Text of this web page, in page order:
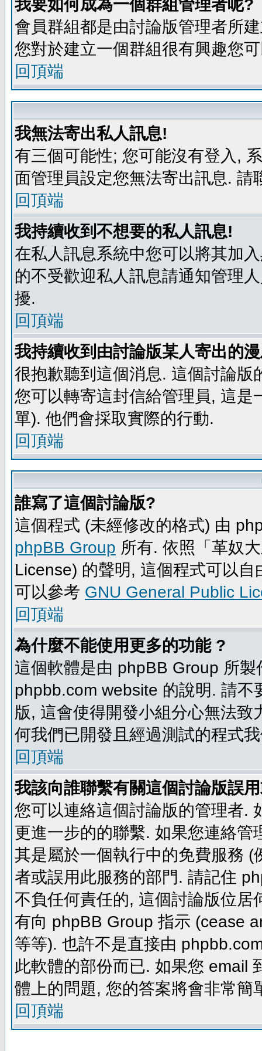
我要如何成為一個群組管理者呢?
會員群組都是由討論版管理者所
您對於建立一個群組很有興趣您
回頂端
我無法寄出私人訊息!
有三個可能性; 您可能沒有登入,
面管理員設定您無法寄出訊息. 請
回頂端
我持續收到不想要的私人訊息!
在私人訊息系統中您可以將其加
的不受歡迎私人訊息請通知管理
擾.
回頂端
我持續收到由討論版某人寄出的
很抱歉聽到這個消息. 這個討論
您可以轉寄這封信給管理員, 這
單). 他們會採取實際的行動.
回頂端
誰寫了這個討論版?
這個程式 (未經修改的格式) 由
phpBB Group 所有. 依照「革奴
License) 的聲明, 這個程式可以
可以參考 GNU General Public
回頂端
為什麼不能使用更多的功能 ?
這個軟體是由 phpBB Group 所
phpbb.com website 的說明. 請
版, 這會使得開發小組分心無法
何我們已開發且經過測試的程式
回頂端
我該向誰聯繫有關這個討論版誤
您可以連絡這個討論版的管理者.
更進一步的的聯繫. 如果您連絡
其是屬於一個執行中的免費服務
者或誤用此服務的部門. 請記住
不負任何責任的, 這個討論版位
有向 phpBB Group 指示 (cease
等等). 也許不是直接由
此軟體的部份而已. 如果您 email
體上的問題, 您的答案將會非常簡
回頂端